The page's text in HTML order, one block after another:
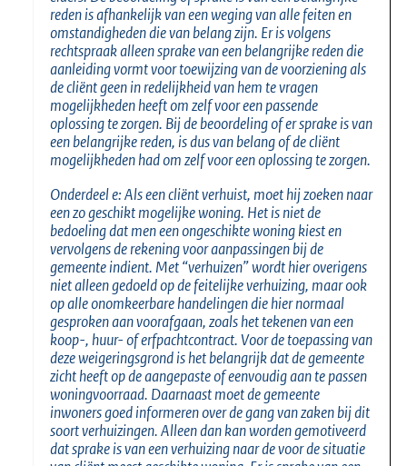
reden is afhankelijk van een weging van alle feiten en
omstandigheden die van belang zijn. Er is volgens
rechtspraak alleen sprake van een belangrijke reden die
aanleiding vormt voor toewijzing van de voorziening als
de cliënt geen in redelijkheid van hem te vragen
mogelijkheden heeft om zelf voor een passende
oplossing te zorgen. Bij de beoordeling of er sprake is van
een belangrijke reden, is dus van belang of de cliënt
mogelijkheden had om zelf voor een oplossing te zorgen.
Onderdeel e: Als een cliënt verhuist, moet hij zoeken naar
een zo geschikt mogelijke woning. Het is niet de
bedoeling dat men een ongeschikte woning kiest en
vervolgens de rekening voor aanpassingen bij de
gemeente indient. Met “verhuizen” wordt hier overigens
niet alleen gedoeld op de feitelijke verhuizing, maar ook
op alle onomkeerbare handelingen die hier normaal
gesproken aan voorafgaan, zoals het tekenen van een
koop-, huur- of erfpachtcontract. Voor de toepassing van
deze weigeringsgrond is het belangrijk dat de gemeente
zicht heeft op de aangepaste of eenvoudig aan te passen
woningvoorraad. Daarnaast moet de gemeente
inwoners goed informeren over de gang van zaken bij dit
soort verhuizingen. Alleen dan kan worden gemotiveerd
dat sprake is van een verhuizing naar de voor de situatie